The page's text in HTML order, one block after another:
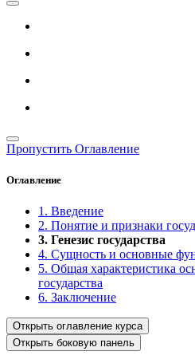
Пропустить Оглавление
Оглавление
1. Введение
2. Понятие и признаки
3. Генезис государства
4. Сущность и основные
5. Общая характеристика
государства
6. Заключение
Открыть оглавление курса
Открыть боковую панель